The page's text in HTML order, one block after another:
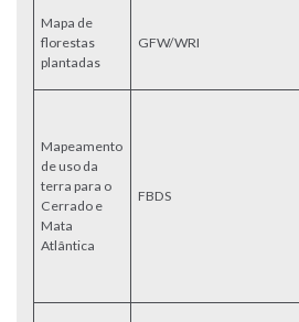
Mapa de
florestas
plantadas
GFW/WRI
Mapeamento
de uso da
terra para o
Cerrado e
Mata
Atlântica
FBDS